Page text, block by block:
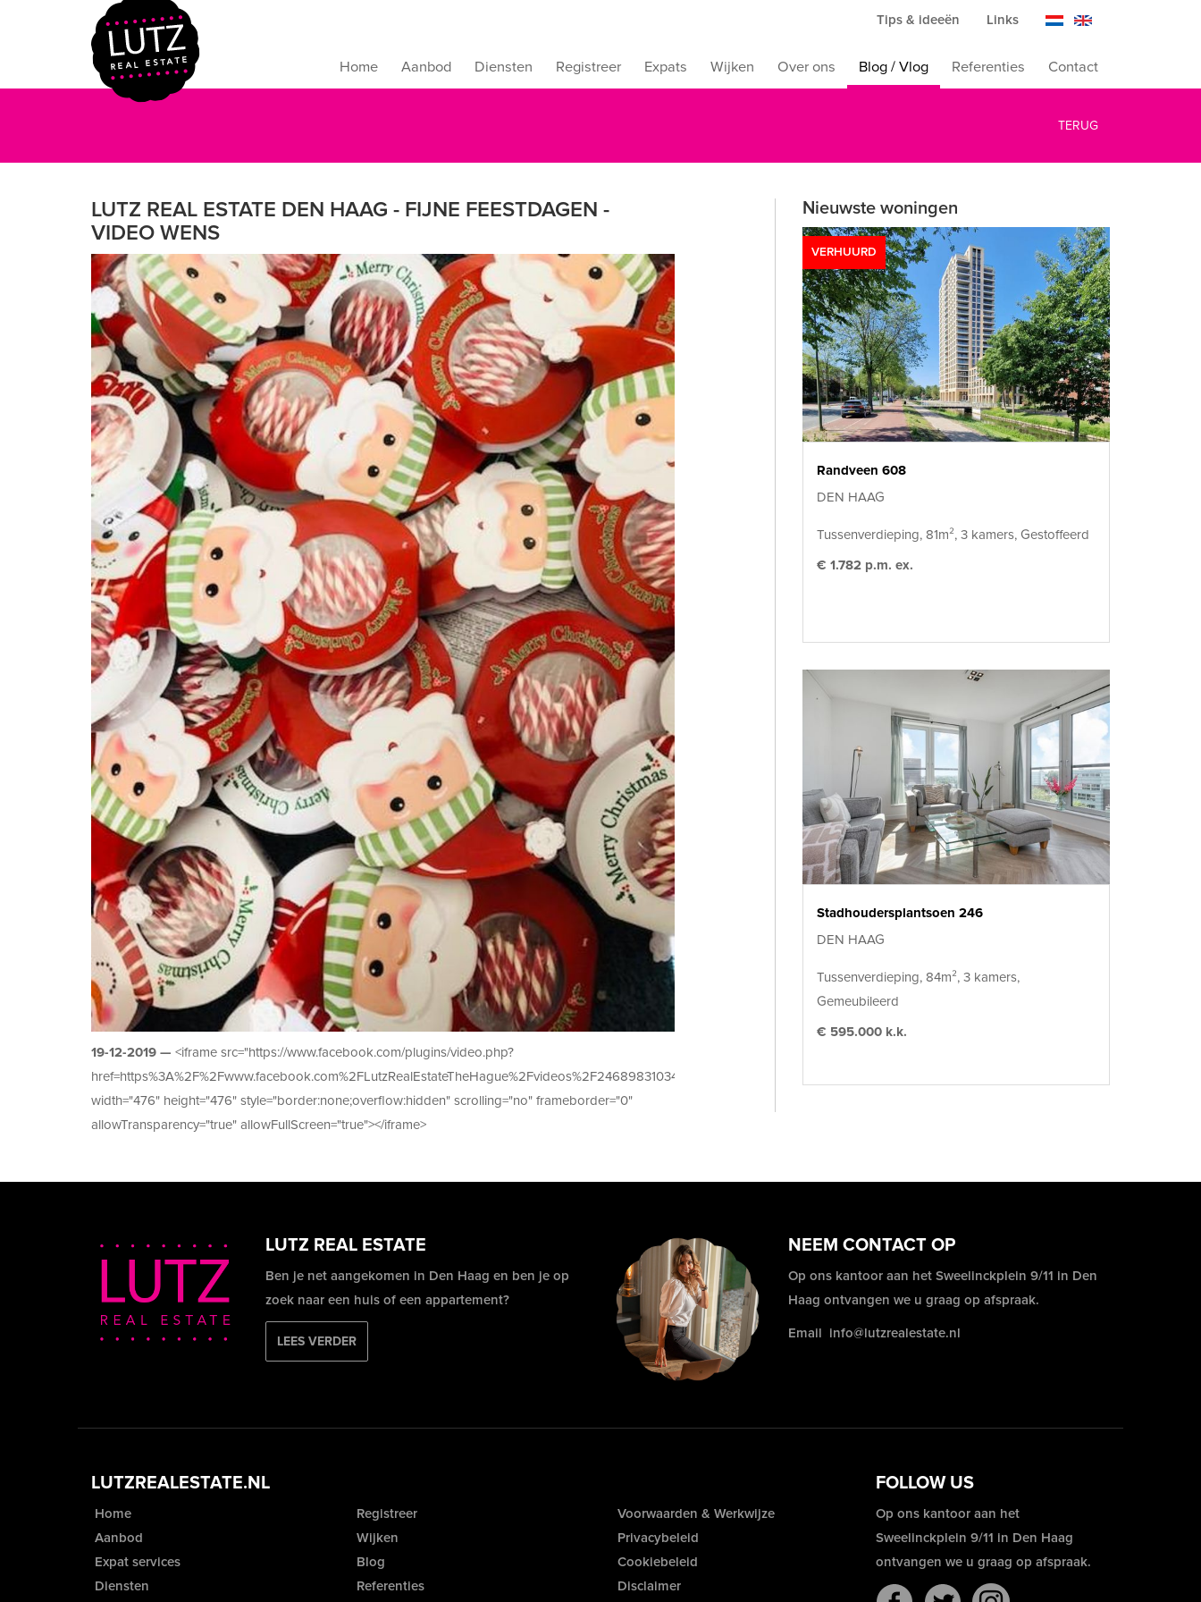
Tips & ideeën Links
Home Aanbod Diensten Registreer Expats Wijken Over ons Blog / Vlog Referenties Contact
TERUG
LUTZ REAL ESTATE DEN HAAG - FIJNE FEESTDAGEN -
VIDEO WENS
19-12-2019 — <iframe src="https://www.facebook.com/plugins/video.php?
href=https%3A%2F%2Fwww.facebook.com%2FLutzRealEstateTheHague%2Fvideos%2F2468983103429888%2F&show_text=0&width=476"
width="476" height="476" style="border:none;overflow:hidden" scrolling="no" frameborder="0"
allowTransparency="true" allowFullScreen="true"></iframe>
Nieuwste woningen
VERHUURD
Randveen 608
DEN HAAG
Tussenverdieping, 81m², 3 kamers, Gestoffeerd
€ 1.782 p.m. ex.
Stadhoudersplantsoen 246
DEN HAAG
Tussenverdieping, 84m², 3 kamers,
Gemeubileerd
€ 595.000 k.k.
LUTZ REAL ESTATE
Ben je net aangekomen in Den Haag en ben je op
zoek naar een huis of een appartement?
LEES VERDER
NEEM CONTACT OP
Op ons kantoor aan het Sweelinckplein 9/11 in Den
Haag ontvangen we u graag op afspraak.
Email info@lutzrealestate.nl
LUTZREALESTATE.NL
Home
Aanbod
Expat services
Diensten
Registreer
Wijken
Blog
Referenties
FOLLOW US
Voorwaarden & Werkwijze
Privacybeleid
Cookiebeleid
Disclaimer
Op ons kantoor aan het
Sweelinckplein 9/11 in Den Haag
ontvangen we u graag op afspraak.